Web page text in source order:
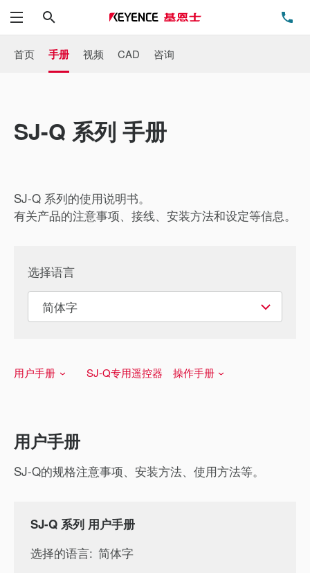
菜单
首页 手册 视频 CAD 咨询
SJ-Q 系列 手册
SJ-Q 系列的使用说明书。
有关产品的注意事项、接线、安装方法和设定等信息。
选择语言
用户手册 SJ-Q专用遥控器 操作手册
用户手册
SJ-Q的规格注意事项、安装方法、使用方法等。
SJ-Q 系列 用户手册
选择的语言: 简体字